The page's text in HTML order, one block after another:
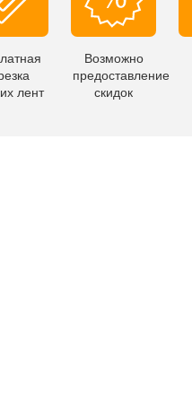
лент
Возможно
предоставление
скидок